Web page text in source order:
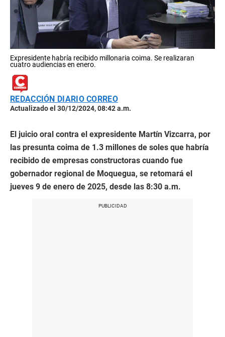
Expresidente habría recibido millonaria coima. Se realizaran
cuatro audiencias en enero.
REDACCIÓN DIARIO CORREO
Actualizado el 30/12/2024, 08:42 a.m.
El juicio oral contra el expresidente Martín Vizcarra, por
las presunta coima de 1.3 millones de soles que habría
recibido de empresas constructoras cuando fue
gobernador regional de Moquegua, se retomará el
jueves 9 de enero de 2025, desde las 8:30 a.m.